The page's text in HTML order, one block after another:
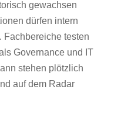
gewachsen
dürfen intern
Fachbereiche testen
Governance und IT
stehen plötzlich
auf dem Radar